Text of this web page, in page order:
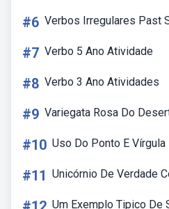
#6 Verbos Irregulares Past
#7 Verbo 5 Ano Atividade
#8 Verbo 3 Ano Atividades
#9 Variegata Rosa Do
#10 Uso Do Ponto E Vírgula
#11 Unicórnio De Verdade
Um Exemplo Tipico De